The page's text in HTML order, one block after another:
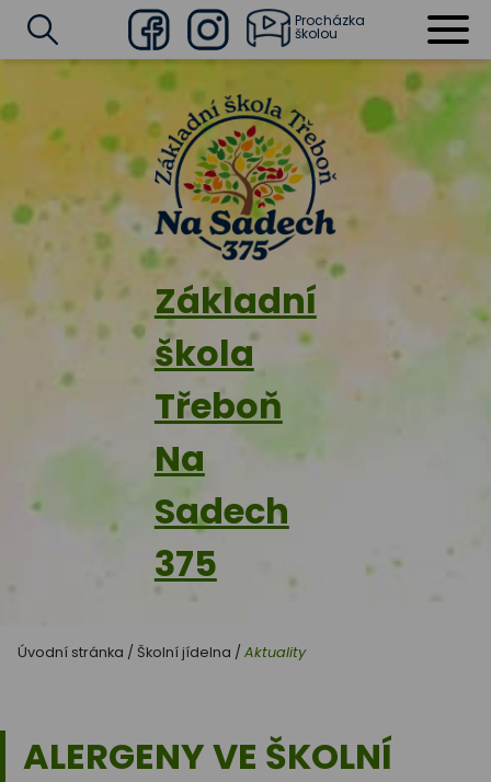
Základní
škola
Třeboň
Na
Sadech
375
FacebookInstagram
Procházka
školou
Úvodní stránka / Školní jídelna / Aktuality
ALERGENY VE ŠKOLNÍ